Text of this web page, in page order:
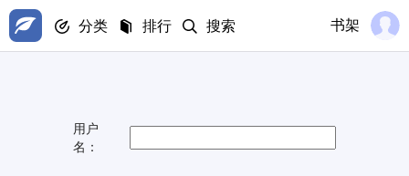
分类 排行 搜索 书架
用户
名：